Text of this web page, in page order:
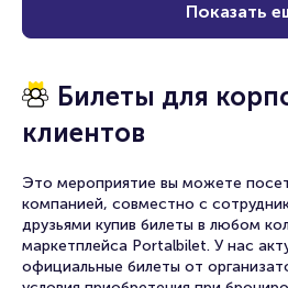
Показать
Билеты для
клиентов
Это мероприятие вы можете
компанией, совместно с
друзьями купив билеты в любом
маркетплейса Portalbilet. У нас
официальные билеты от